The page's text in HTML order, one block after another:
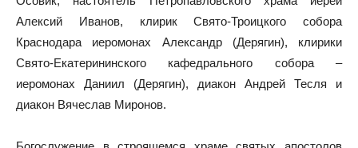
Алексий Иванов, клирик Свято-Троицкого собора
Краснодара иеромонах Александр (Дерягин), клирики
Свято-Екатерининского кафедрального собора –
иеромонах Даниил (Дерягин), диакон Андрей Тесля и
диакон Вячеслав Миронов.